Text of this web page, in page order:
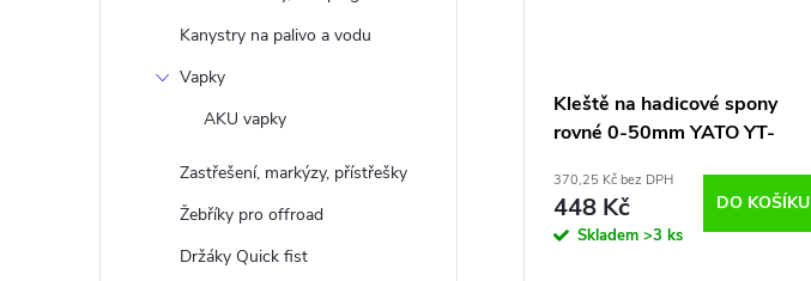
Kanystry na palivo a vodu
Vapky
AKU vapky
Zastřešení, markýzy, přístřešky
Žebříky pro offroad
Držáky Quick fist
Kleště na hadicové spony
rovné 0-50mm YATO YT-
370,25 Kč bez DPH
448 Kč
Skladem >3 ks
DO KOŠÍKU